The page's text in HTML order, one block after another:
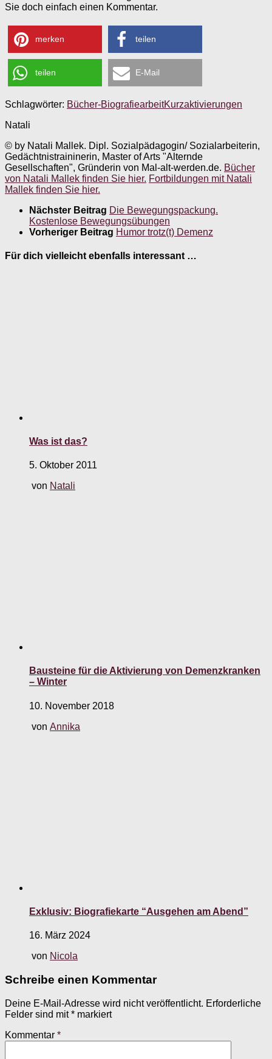
Sie doch einfach einen Kommentar.
merken teilen
teilen E-Mail
Schlagwörter: Bücher-BiografiearbeitKurzaktivierungen
Natali
© by Natali Mallek. Dipl. Sozialpädagogin/ Sozialarbeiterin,
Gedächtnistraininerin, Master of Arts "Alternde
Gesellschaften", Gründerin von Mal-alt-werden.de. Bücher
von Natali Mallek finden Sie hier. Fortbildungen mit Natali
Mallek finden Sie hier.
Nächster Beitrag Die Bewegungspackung.
Kostenlose Bewegungsübungen
Vorheriger Beitrag Humor trotz(t) Demenz
Für dich vielleicht ebenfalls interessant …
Was ist das?
5. Oktober 2011
von Natali
Bausteine für die Aktivierung von Demenzkranken
– Winter
10. November 2018
von Annika
Exklusiv: Biografiekarte “Ausgehen am Abend”
16. März 2024
von Nicola
Schreibe einen Kommentar
Deine E-Mail-Adresse wird nicht veröffentlicht. Erforderliche
Felder sind mit* markiert
Kommentar *